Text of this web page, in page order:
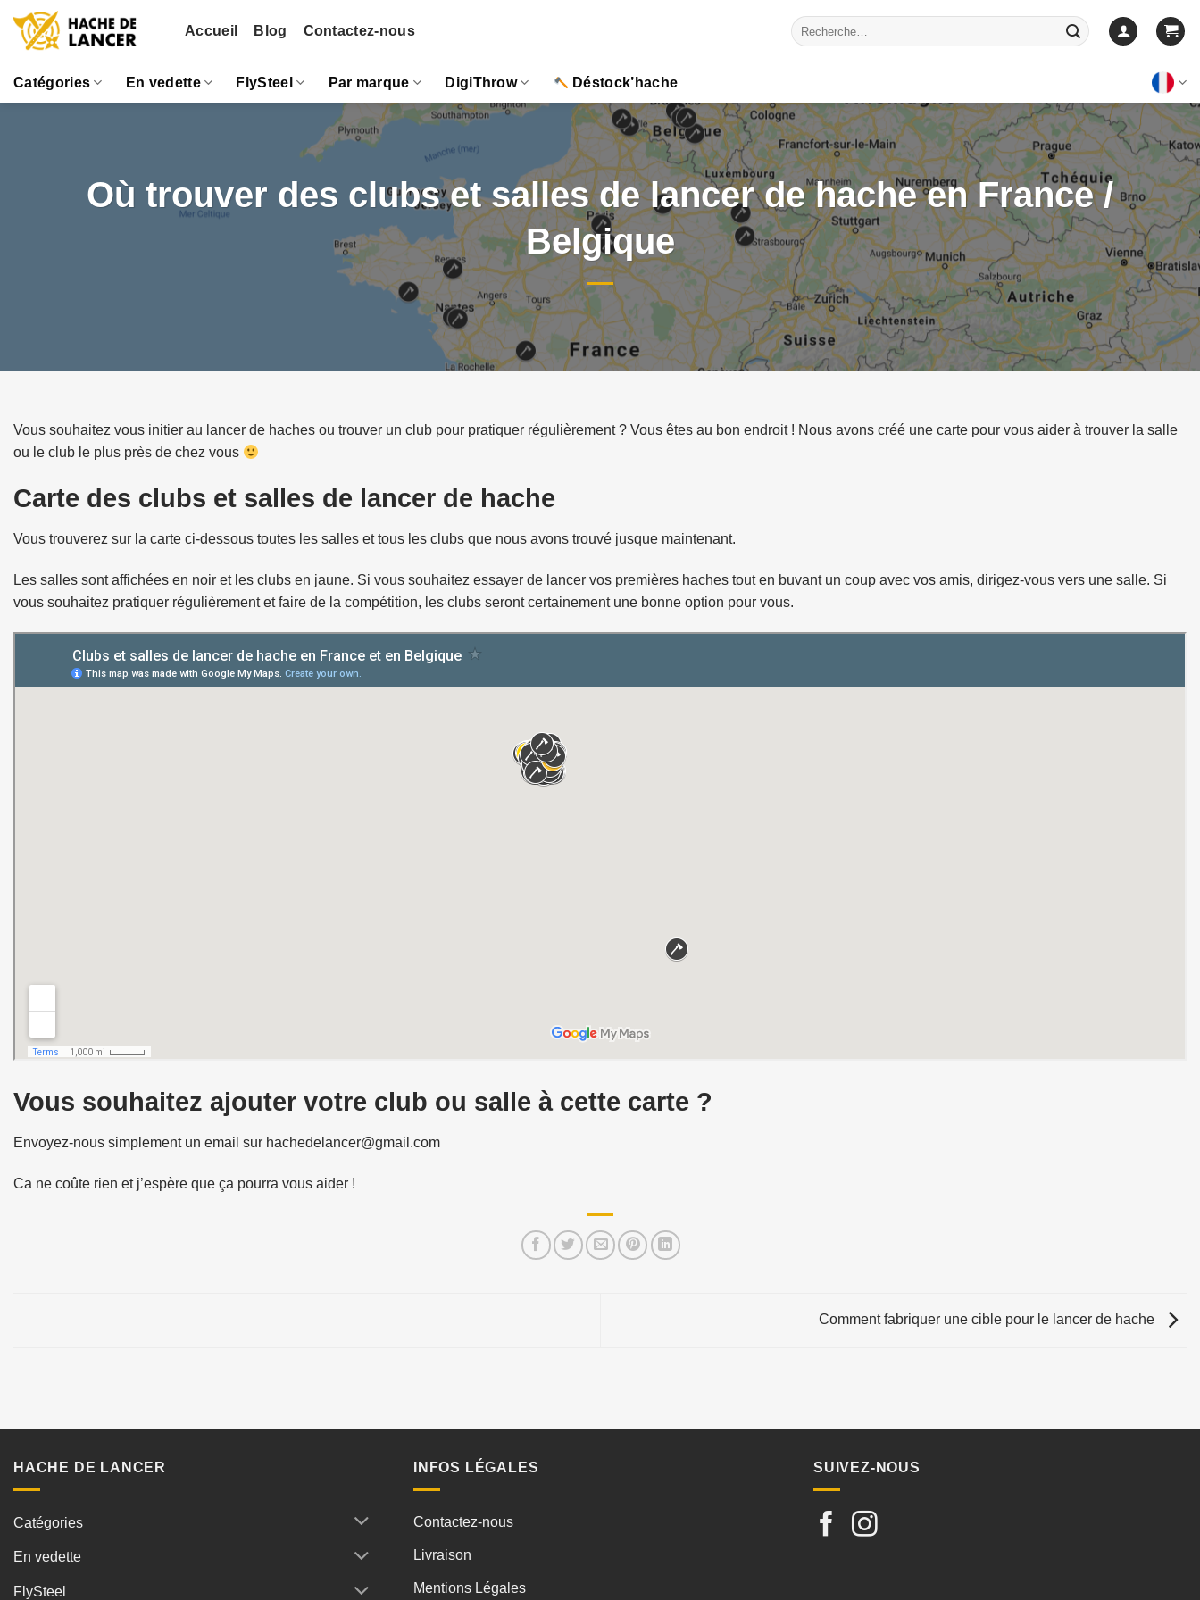
Passer
contenu
Accueil Blog Contactez-nous
Recherche
pour :
Catégories En vedette FlySteel Par marque DigiThrow Déstock’hache
Où trouver des clubs et salles de lancer de hache en France /
Belgique
Vous souhaitez vous initier au lancer de haches ou trouver un club pour pratiquer régulièrement ? Vous êtes au bon endroit ! Nous avons créé une carte pour vous aider à trouver la salle
ou le club le plus près de chez vous
Carte des clubs et salles de lancer de hache
Vous trouverez sur la carte ci-dessous toutes les salles et tous les clubs que nous avons trouvé jusque maintenant.
Les salles sont affichées en noir et les clubs en jaune. Si vous souhaitez essayer de lancer vos premières haches tout en buvant un coup avec vos amis, dirigez-vous vers une salle. Si
vous souhaitez pratiquer régulièrement et faire de la compétition, les clubs seront certainement une bonne option pour vous.
Vous souhaitez ajouter votre club ou salle à cette carte ?
Envoyez-nous simplement un email sur hachedelancer@gmail.com
Ca ne coûte rien et j’espère que ça pourra vous aider !
Comment fabriquer une cible pour le lancer de hache
HACHE DE LANCER
Catégories
En vedette
FlySteel
INFOS LÉGALES
Contactez-nous
Livraison
Mentions Légales
SUIVEZ-NOUS